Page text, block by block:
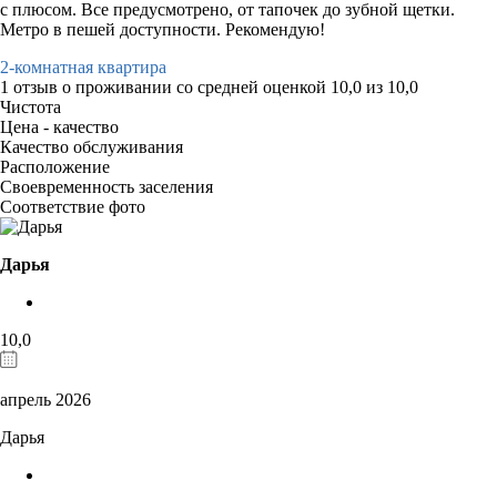
с плюсом. Все предусмотрено, от тапочек до зубной щетки.
Метро в пешей доступности. Рекомендую!
2-комнатная квартира
1 отзыв о проживании со средней оценкой 10,0 из 10,0
Чистота
Цена - качество
Качество обслуживания
Расположение
Своевременность заселения
Соответствие фото
Дарья
10,0
апрель 2026
Дарья